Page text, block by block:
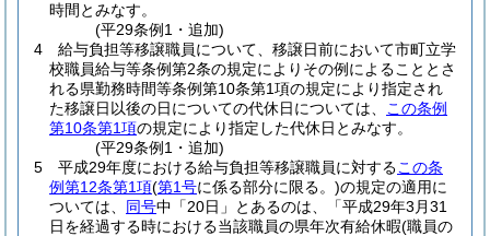
時間とみなす。
(平29条例1・追加)
4
給与負担等移譲職員について、移譲日前において市町立学
校職員給与等条例第2条の規定によりその例によることとさ
れる県勤務時間等条例第10条第1項の規定により指定され
た移譲日以後の日についての代休日については、
この条例
第10条第1項の規定により指定した代休日とみなす。
(平29条例1・追加)
5
平成29年度における給与負担等移譲職員に対するこの条
例第12条第1項(第1号に係る部分に限る。)の規定の適用に
ついては、 同号中「20日」とあるのは、「平成29年3月31
日を経過する時における当該職員の県年次有給休暇(職員の